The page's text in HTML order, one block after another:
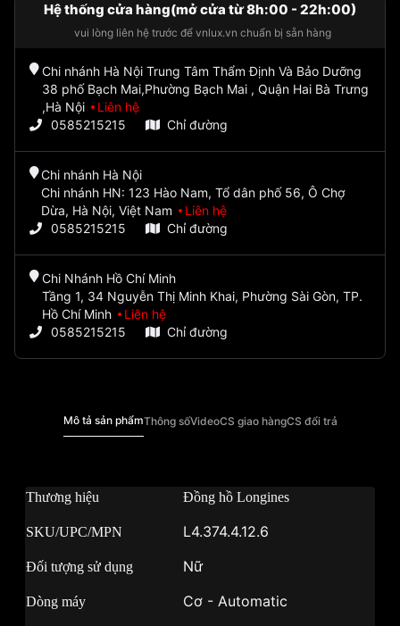
Hệ thống cửa hàng(mở cửa từ 8h:00 - 22h:00)
vui lòng liên hệ trước để vnlux.vn chuẩn bị sẵn hàng
Chi nhánh Hà Nội Trung Tâm Thẩm Định Và Bảo Dưỡng
38 phố Bạch Mai,Phường Bạch Mai , Quận Hai Bà Trưng
,Hà Nội
Liên hệ
0585215215
Chỉ đường
Chi nhánh Hà Nội
Chi nhánh HN: 123 Hào Nam, Tổ dân phố 56, Ô Chợ
Dừa, Hà Nội, Việt Nam
Liên hệ
0585215215
Chỉ đường
Chi Nhánh Hồ Chí Minh
Tầng 1, 34 Nguyễn Thị Minh Khai, Phường Sài Gòn, TP.
Hồ Chí Minh
Liên hệ
0585215215
Chỉ đường
Mô tả sản phẩmThông sốVideoCS giao hàngCS đổi trả
Thương hiệu Đồng hồ Longines
SKU/UPC/MPN L4.374.4.12.6
Đối tượng sử dụng Nữ
Dòng máy Cơ - Automatic